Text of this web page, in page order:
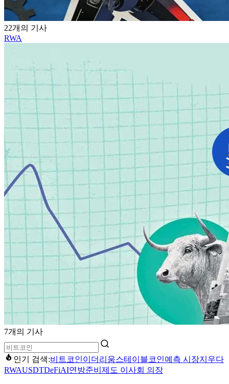
22개의 기사
RWA
7개의 기사
인기 검색:비트코인이더리움스테이블코인예측 시장지우다
RWAUSDTDeFiAI연방준비제도 이사회 의장